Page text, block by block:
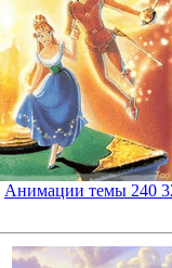
Анимации темы 240